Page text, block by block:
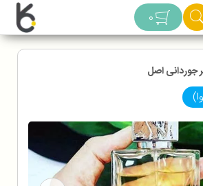
0
جوردانی اصل